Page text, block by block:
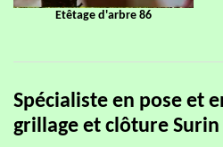
Etêtage d'arbre 86
Spécialiste en pose et
grillage et clôture Surin